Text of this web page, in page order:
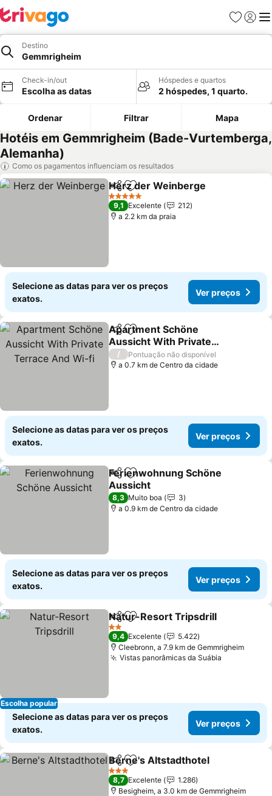
Favoritos
Iniciar
Destino
Gemmrigheim
Check-in/out
Escolha as datas
Hóspedes e quartos
2 hóspedes, 1 quarto.
Ordenar Filtrar Mapa
Hotéis em Gemmrigheim (Bade-Vurtemberga,
Alemanha)
Como os pagamentos influenciam os resultados
PartilharAdicionar aos favoritos
Herz der Weinberge
5 Estrelas
9,1 Excelente
212
a 2.2 km da praia
Selecione as datas para ver os preços
exatos.
Ver preços
PartilharAdicionar aos favoritos
Apartment Schöne
Aussicht With Private
Terrace And Wi-fi
/
Pontuação não disponível
a 0.7 km de Centro da cidade
Selecione as datas para ver os preços
exatos.
Ver preços
PartilharAdicionar aos favoritos
Ferienwohnung Schöne
Aussicht
8,3 Muito boa
3
a 0.9 km de Centro da cidade
Selecione as datas para ver os preços
exatos.
Ver preços
Escolha popular
PartilharAdicionar aos favoritos
Natur-Resort Tripsdrill
2 Estrelas
9,4 Excelente
5.422
Cleebronn, a 7.9 km de Gemmrigheim
Vistas panorâmicas da Suábia
Selecione as datas para ver os preços
exatos.
Ver preços
PartilharAdicionar aos favoritos
Berne's Altstadthotel
3 Estrelas
8,7 Excelente
1.286
Besigheim, a 3.0 km de Gemmrigheim